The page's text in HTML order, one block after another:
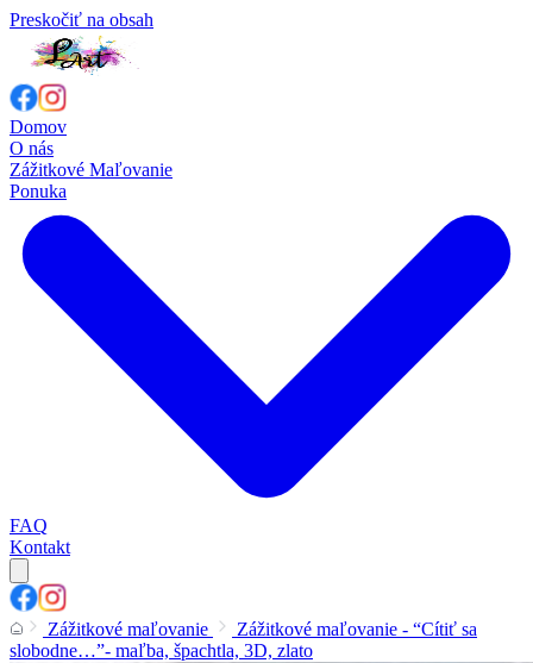
Preskočiť na obsah
Domov
O nás
Zážitkové Maľovanie
Ponuka
FAQ
Kontakt
Zážitkové maľovanie
Zážitkové maľovanie - “Cítiť sa
slobodne…”- maľba, špachtla, 3D, zlato